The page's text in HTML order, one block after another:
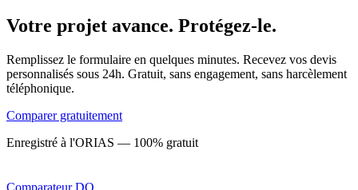
Votre projet avance. Protégez-le.
Remplissez le formulaire en quelques minutes. Recevez vos devis
personnalisés sous 24h. Gratuit, sans engagement, sans harcèlement
téléphonique.
Comparer gratuitement
Enregistré à l'ORIAS — 100% gratuit
ComparateurDO